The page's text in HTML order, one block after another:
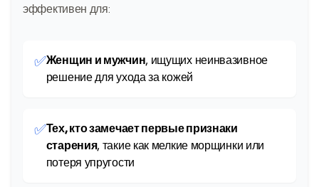
эффективен для:
✅Женщин и мужчин, ищущих неинвазивное
решение для ухода за кожей
✅Тех, кто замечает первые признаки
старения, такие как мелкие морщинки или
потеря упругости